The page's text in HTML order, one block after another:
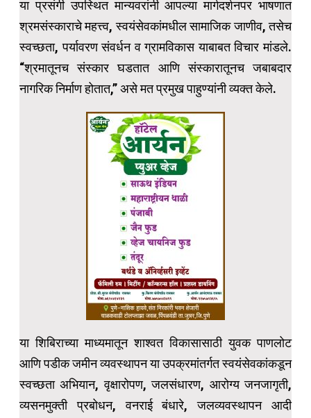
या प्रसंगी उपस्थित मान्यवरांनी आपल्या मार्गदर्शनपर भाषणात
श्रमसंस्काराचे महत्त्व, स्वयंसेवकांमधील सामाजिक जाणीव, तसेच
स्वच्छता, पर्यावरण संवर्धन व ग्रामविकास याबाबत विचार मांडले.
“श्रमातूनच संस्कार घडतात आणि संस्कारातूनच जबाबदार
नागरिक निर्माण होतात,” असे मत प्रमुख पाहुण्यांनी व्यक्त केले.
या शिबिराच्या माध्यमातून शाश्वत विकासासाठी युवक पाणलोट
आणि पडीक जमीन व्यवस्थापन या उपक्रमांतर्गत स्वयंसेवकांकडून
स्वच्छता अभियान, वृक्षारोपण, जलसंधारण, आरोग्य जनजागृती,
व्यसनमुक्ती प्रबोधन, वनराई बंधारे, जलव्यवस्थापन आदी